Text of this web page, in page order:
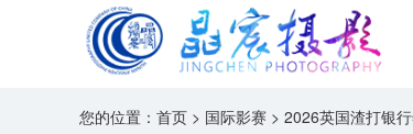
您的位置： 首页 > 国际影赛 > 2026英国渣打银